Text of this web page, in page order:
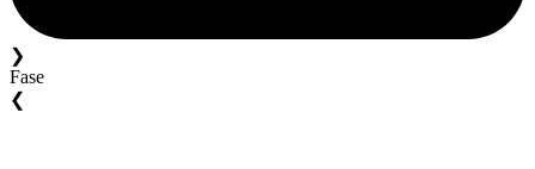
❯
Fase
❮